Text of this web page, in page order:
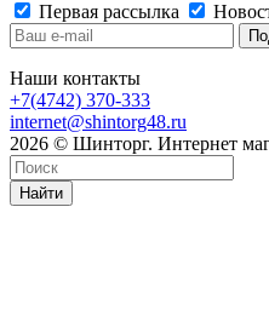
Первая рассылка
Наши контакты
+7(4742) 370-333
internet@shintorg48.ru
2026 © Шинторг. Интернет
Найти